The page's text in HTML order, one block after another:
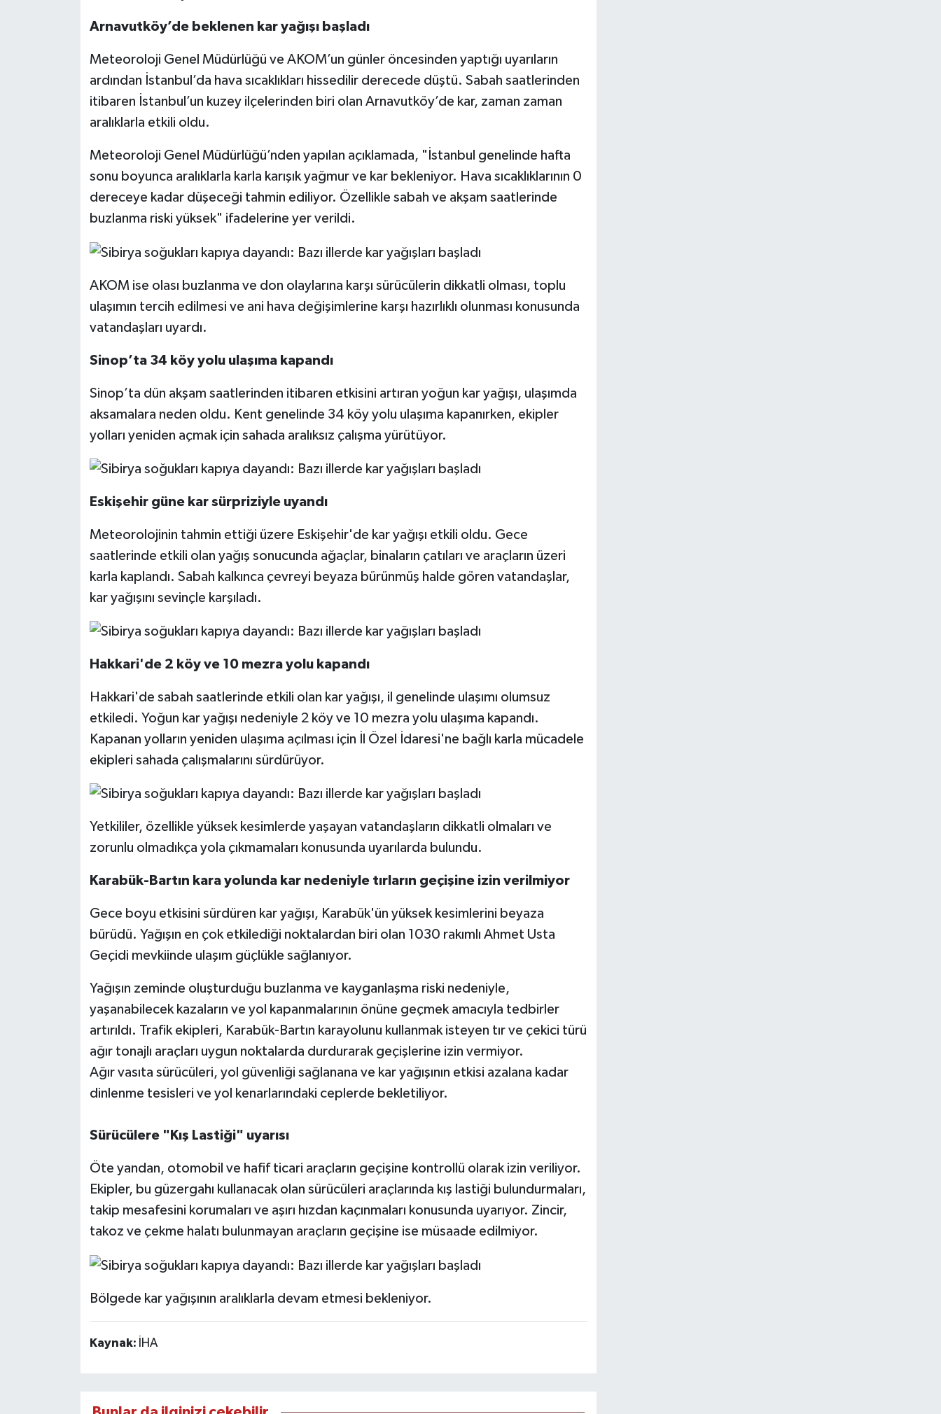
Arnavutköy’de beklenen kar yağışı başladı
Meteoroloji Genel Müdürlüğü ve AKOM’un günler öncesinden yaptığı uyarıların
ardından İstanbul’da hava sıcaklıkları hissedilir derecede düştü. Sabah saatlerinden
itibaren İstanbul’un kuzey ilçelerinden biri olan Arnavutköy’de kar, zaman zaman
aralıklarla etkili oldu.
Meteoroloji Genel Müdürlüğü’nden yapılan açıklamada, "İstanbul genelinde hafta
sonu boyunca aralıklarla karla karışık yağmur ve kar bekleniyor. Hava sıcaklıklarının 0
dereceye kadar düşeceği tahmin ediliyor. Özellikle sabah ve akşam saatlerinde
buzlanma riski yüksek" ifadelerine yer verildi.
AKOM ise olası buzlanma ve don olaylarına karşı sürücülerin dikkatli olması, toplu
ulaşımın tercih edilmesi ve ani hava değişimlerine karşı hazırlıklı olunması konusunda
vatandaşları uyardı.
Sinop’ta 34 köy yolu ulaşıma kapandı
Sinop’ta dün akşam saatlerinden itibaren etkisini artıran yoğun kar yağışı, ulaşımda
aksamalara neden oldu. Kent genelinde 34 köy yolu ulaşıma kapanırken, ekipler
yolları yeniden açmak için sahada aralıksız çalışma yürütüyor.
Eskişehir güne kar sürpriziyle uyandı
Meteorolojinin tahmin ettiği üzere Eskişehir'de kar yağışı etkili oldu. Gece
saatlerinde etkili olan yağış sonucunda ağaçlar, binaların çatıları ve araçların üzeri
karla kaplandı. Sabah kalkınca çevreyi beyaza bürünmüş halde gören vatandaşlar,
kar yağışını sevinçle karşıladı.
Hakkari'de 2 köy ve 10 mezra yolu kapandı
Hakkari'de sabah saatlerinde etkili olan kar yağışı, il genelinde ulaşımı olumsuz
etkiledi. Yoğun kar yağışı nedeniyle 2 köy ve 10 mezra yolu ulaşıma kapandı.
Kapanan yolların yeniden ulaşıma açılması için İl Özel İdaresi'ne bağlı karla mücadele
ekipleri sahada çalışmalarını sürdürüyor.
Yetkililer, özellikle yüksek kesimlerde yaşayan vatandaşların dikkatli olmaları ve
zorunlu olmadıkça yola çıkmamaları konusunda uyarılarda bulundu.
Karabük-Bartın kara yolunda kar nedeniyle tırların geçişine izin verilmiyor
Gece boyu etkisini sürdüren kar yağışı, Karabük'ün yüksek kesimlerini beyaza
bürüdü. Yağışın en çok etkilediği noktalardan biri olan 1030 rakımlı Ahmet Usta
Geçidi mevkiinde ulaşım güçlükle sağlanıyor.
Yağışın zeminde oluşturduğu buzlanma ve kayganlaşma riski nedeniyle,
yaşanabilecek kazaların ve yol kapanmalarının önüne geçmek amacıyla tedbirler
artırıldı. Trafik ekipleri, Karabük-Bartın karayolunu kullanmak isteyen tır ve çekici türü
ağır tonajlı araçları uygun noktalarda durdurarak geçişlerine izin vermiyor.
Ağır vasıta sürücüleri, yol güvenliği sağlanana ve kar yağışının etkisi azalana kadar
dinlenme tesisleri ve yol kenarlarındaki ceplerde bekletiliyor.
Sürücülere "Kış Lastiği" uyarısı
Öte yandan, otomobil ve hafif ticari araçların geçişine kontrollü olarak izin veriliyor.
Ekipler, bu güzergahı kullanacak olan sürücüleri araçlarında kış lastiği bulundurmaları,
takip mesafesini korumaları ve aşırı hızdan kaçınmaları konusunda uyarıyor. Zincir,
takoz ve çekme halatı bulunmayan araçların geçişine ise müsaade edilmiyor.
Bölgede kar yağışının aralıklarla devam etmesi bekleniyor.
Kaynak: İHA